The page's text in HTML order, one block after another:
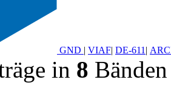
GND | VIAF| DE-611 |
in 8 Bänden